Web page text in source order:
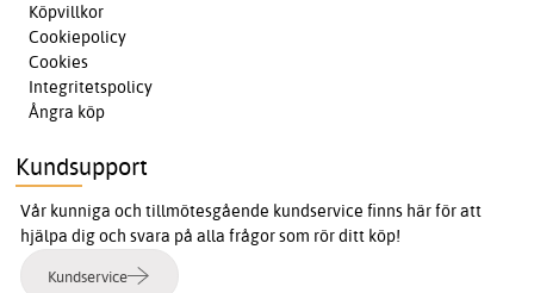
Köpvillkor
Cookiepolicy
Cookies
Integritetspolicy
Ångra köp
Kundsupport
Vår kunniga och tillmötesgående kundservice finns här för att
hjälpa dig och svara på alla frågor som rör ditt köp!
Kundservice